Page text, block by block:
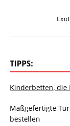
TIPPS:
Kinderbetten, die
Maßgefertigte
bestellen